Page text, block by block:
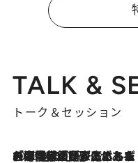
TALK &
トーク＆セッション
2026.8.3
「今後値上げがあるとすれば…」「リスクがあるのは今年の冬」エネルギー専門家が語る、ホルムズ海峡封鎖が家庭にもたらす“ある心配”